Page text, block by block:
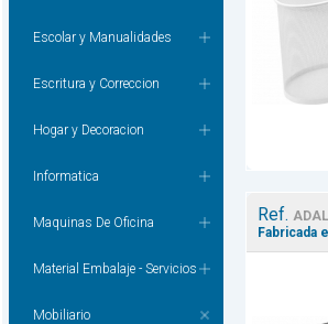
Escolar y Manualidades
Escritura y Correccion
Hogar y Decoracion
Informatica
Maquinas De Oficina
Material Embalaje - Servicios
Mobiliario
Ref.
Fabricada